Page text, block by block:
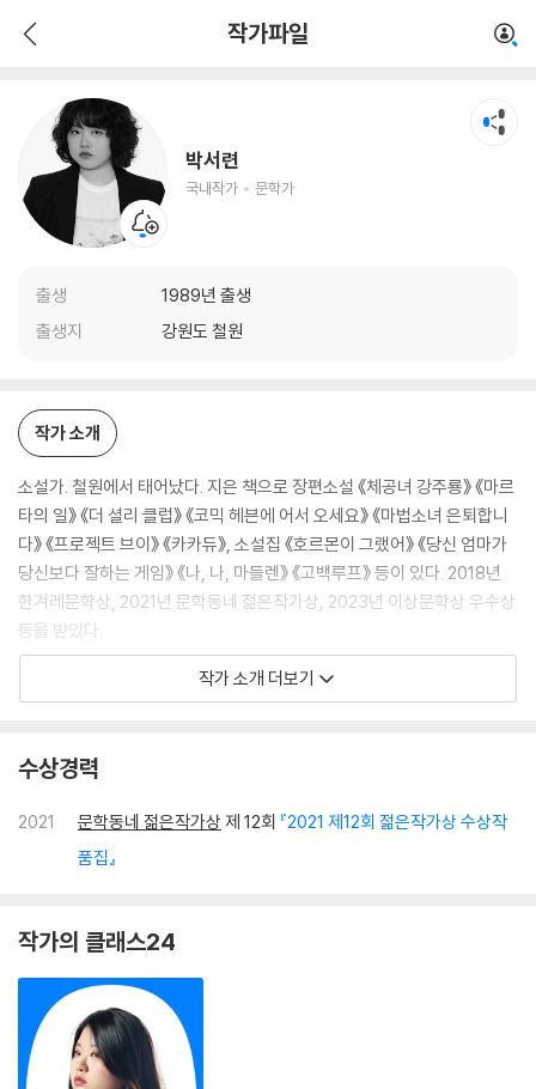
작가파일
박서련
국내작가 문학가
출생
1989년 출생
출생지
강원도 철원
작가 소개
소설가. 철원에서 태어났다. 지은 책으로 장편소설 《체공녀 강주룡》 《마르
타의 일》 《더 셜리 클럽》 《코믹 헤븐에 어서 오세요》 《마법소녀 은퇴합니
다》 《프로젝트 브이》 《카카듀》, 소설집 《호르몬이 그랬어》 《당신 엄마가
당신보다 잘하는 게임》 《나, 나, 마들렌》 《고백루프》 등이 있다. 2018년
한겨레문학상, 2021년 문학동네 젊은작가상, 2023년 이상문학상 우수상
등을 받았다.
작가 소개 더보기
수상경력
2021 문학동네 젊은작가상 제 12회 『2021 제12회 젊은작가상 수상작
품집』
작가의 클래스24